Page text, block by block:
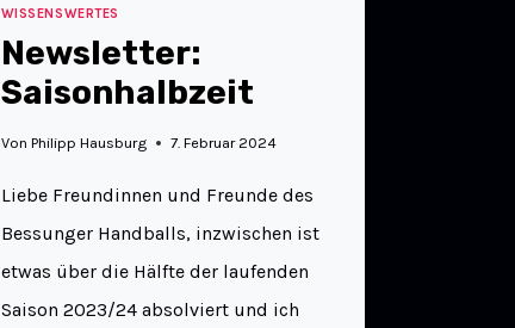
WISSENSWERTES
Newsletter:
Saisonhalbzeit
Von Philipp Hausburg 7. Februar 2024
Liebe Freundinnen und Freunde des
Bessunger Handballs, inzwischen ist
etwas über die Hälfte der laufenden
Saison 2023/24 absolviert und ich